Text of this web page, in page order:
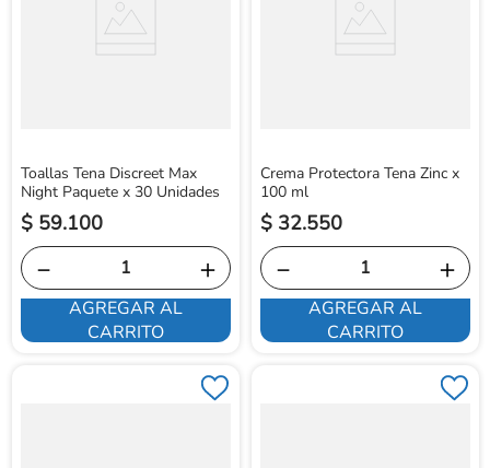
Toallas Tena Discreet Max
Night Paquete x 30 Unidades
$ 59.100
＋
－
AGREGAR AL
CARRITO
Crema Protectora Tena Zinc x
100 ml
$ 32.550
＋
－
AGREGAR AL
CARRITO